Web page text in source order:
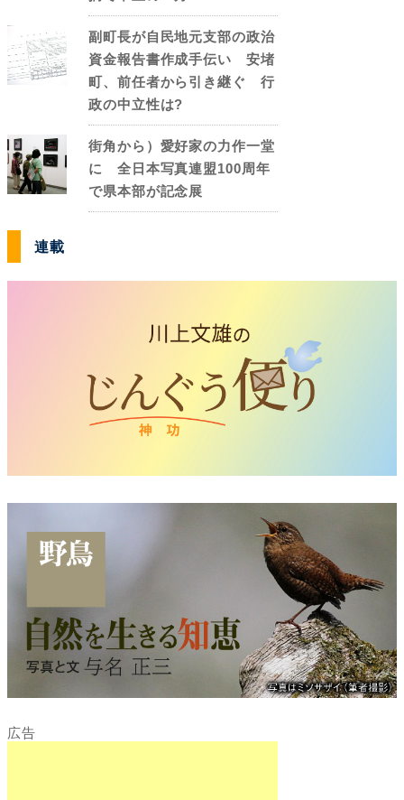
副町長が自民地元支部の政治
資金報告書作成手伝い 安堵
町、前任者から引き継ぐ 行
政の中立性は?
街角から）愛好家の力作一堂
に 全日本写真連盟100周年
で県本部が記念展
連載